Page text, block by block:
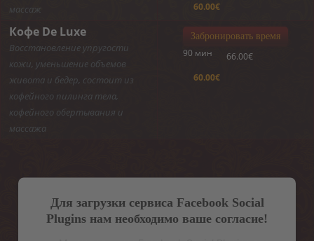
массаж
60.00€
Кофе De Luxe
Восстановление упругости
кожи, уменьшение объeмов
живота и бeдер, состоит из
кофейного пилинга тела,
кофейного обертывания и
массажа
Забронировать время
90 мин
66.00€
60.00€
Для загрузки сервиса Facebook Social
Plugins нам необходимо ваше согласие!